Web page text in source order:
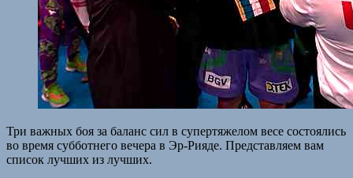
Три важных боя за баланс сил в супертяжелом весе состоялись
во время субботнего вечера в Эр-Рияде. Представляем вам
список лучших из лучших.